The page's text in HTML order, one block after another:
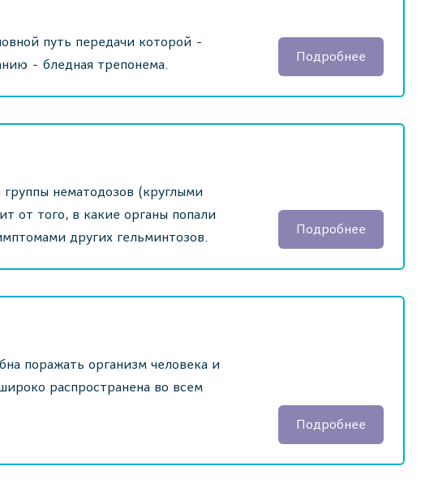
путь передачи которой -
- бледная трепонема.
Подробнее
нематодозов (круглыми
от того, в какие органы попали
других гельминтозов.
Подробнее
поражать организм человека и
распространена во всем
Подробнее